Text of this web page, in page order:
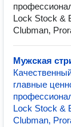
Lock Stock &
Clubman,
Мужская
главные
Lock Stock &
Clubman,